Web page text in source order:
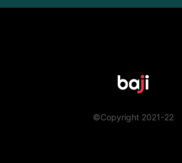
©Copyright 2021-22